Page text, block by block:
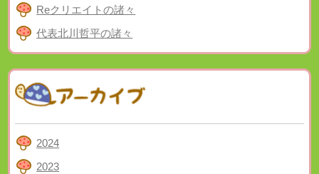
Reクリエイトの諸々
代表北川哲平の諸々
2024
2023